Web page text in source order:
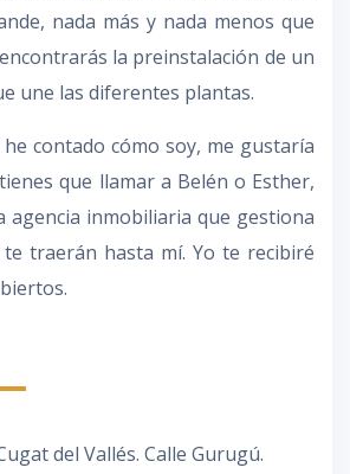
nada más y nada menos que
la preinstalación de un
une las diferentes plantas.
contado cómo soy, me gustaría
que llamar a Belén o Esther,
agencia inmobiliaria que gestiona
traerán hasta mí. Yo te recibiré
del Vallés. Calle Gurugú.